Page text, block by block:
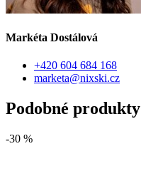
Markéta Dostálová
+420 604 684 168
marketa@nixski.cz
Podobné produkty
-30 %